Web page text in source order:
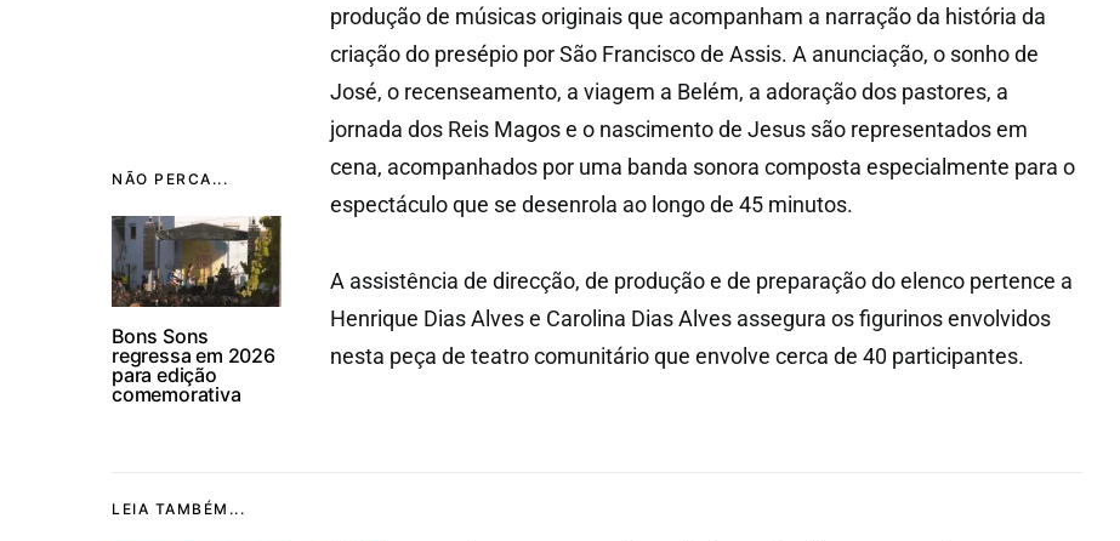
NÃO PERCA...
Bons Sons
regressa em 2026
para edição
comemorativa
produção de músicas originais que acompanham a narração da história da
criação do presépio por São Francisco de Assis. A anunciação, o sonho de
José, o recenseamento, a viagem a Belém, a adoração dos pastores, a
jornada dos Reis Magos e o nascimento de Jesus são representados em
cena, acompanhados por uma banda sonora composta especialmente para o
espectáculo que se desenrola ao longo de 45 minutos.
A assistência de direcção, de produção e de preparação do elenco pertence a
Henrique Dias Alves e Carolina Dias Alves assegura os figurinos envolvidos
nesta peça de teatro comunitário que envolve cerca de 40 participantes.
LEIA TAMBÉM...